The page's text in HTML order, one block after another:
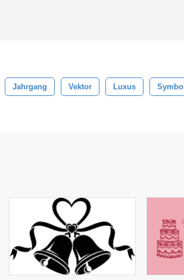
Jahrgang Vektor Luxus Symbol